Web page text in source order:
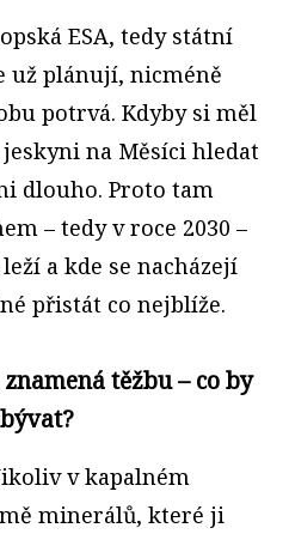
ESA, tedy státní
už plánují, nicméně
potrvá. Kdyby si měl
na Měsíci hledat
dlouho. Proto tam
– tedy v roce 2030 –
a kde se nacházejí
přistát co nejblíže.
těžbu – co by
v kapalném
minerálů, které ji